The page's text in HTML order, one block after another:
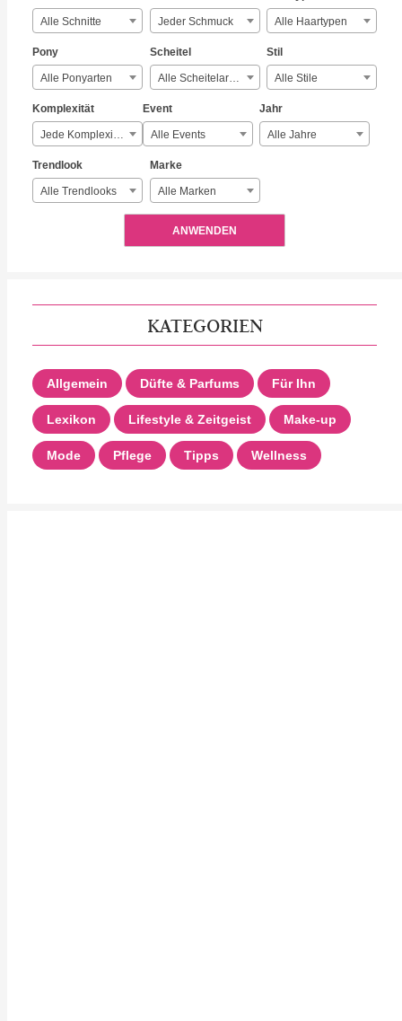
Alle Schnitte Jeder Schmuck Alle Haartypen
Pony
Alle Ponyarten
Scheitel
Alle Scheitelarten
Stil
Alle Stile
Komplexität
Jede Komplexität
Event
Alle Events
Jahr
Alle Jahre
Trendlook
Alle Trendlooks
Marke
Alle Marken
ANWENDEN
KATEGORIEN
Allgemein Düfte & Parfums Für Ihn
Lexikon Lifestyle & Zeitgeist Make-up
Mode Pflege Tipps Wellness